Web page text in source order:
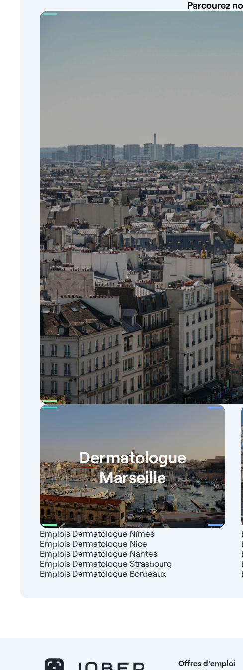
Parcourez
Dermatologue
Marseille
Emplois Dermatologue Nîmes
Emplois Dermatologue Nice
Emplois Dermatologue Nantes
Emplois Dermatologue Strasbourg
Emplois Dermatologue Bordeaux
Offres d'emploi